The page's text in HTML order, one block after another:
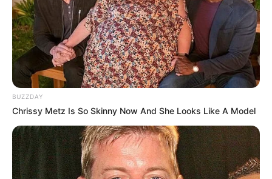
അഭിപ്രായപ്പെട്ടു.
Tags: mohan bhagwat about new gen chilfren mindset
BUZZDAY
Chrissy Metz Is So Skinny Now And She Looks Like A Model